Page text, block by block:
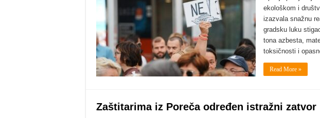
ekološkom i
izazvala snažnu
gradsku luku
tona azbesta,
toksičnosti i
Read More »
Zaštitarima iz Poreča određen istražni zatvor